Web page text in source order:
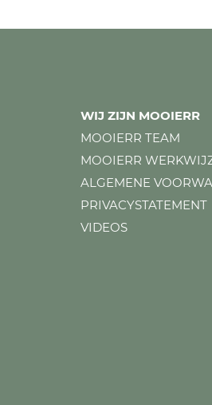
WIJ ZIJN MOOIERR
MOOIERR TEAM
MOOIERR
ALGEMENE
PRIVACYSTATEMENT
VIDEOS